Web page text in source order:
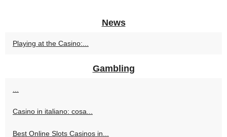
News
Playing at the Casino:...
Gambling
...
Casino in italiano: cosa...
Best Online Slots Casinos in...